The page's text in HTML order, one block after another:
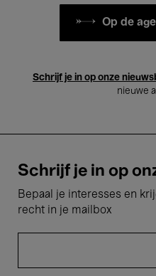
Op de
Schrijf je in op onze
nieuwe
Schrijf je in op
Bepaal je interesses en
recht in je mailbox